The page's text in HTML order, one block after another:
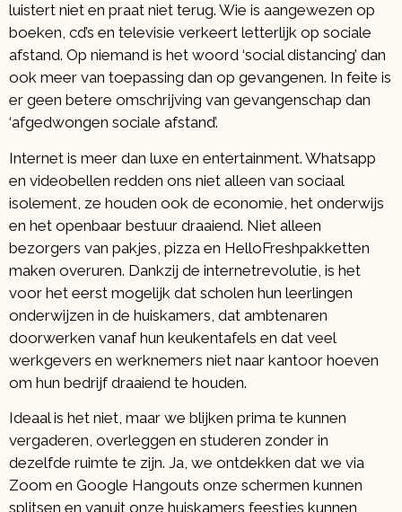
luistert niet en praat niet terug. Wie is aangewezen op
boeken, cd’s en televisie verkeert letterlijk op sociale
afstand. Op niemand is het woord ‘social distancing’ dan
ook meer van toepassing dan op gevangenen. In feite is
er geen betere omschrijving van gevangenschap dan
‘afgedwongen sociale afstand’.
Internet is meer dan luxe en entertainment. Whatsapp
en videobellen redden ons niet alleen van sociaal
isolement, ze houden ook de economie, het onderwijs
en het openbaar bestuur draaiend. Niet alleen
bezorgers van pakjes, pizza en HelloFreshpakketten
maken overuren. Dankzij de internetrevolutie, is het
voor het eerst mogelijk dat scholen hun leerlingen
onderwijzen in de huiskamers, dat ambtenaren
doorwerken vanaf hun keukentafels en dat veel
werkgevers en werknemers niet naar kantoor hoeven
om hun bedrijf draaiend te houden.
Ideaal is het niet, maar we blijken prima te kunnen
vergaderen, overleggen en studeren zonder in
dezelfde ruimte te zijn. Ja, we ontdekken dat we via
Zoom en Google Hangouts onze schermen kunnen
splitsen en vanuit onze huiskamers feestjes kunnen